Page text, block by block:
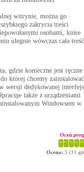
witrynie, można go
zakrycia treści
osobami, które
ulegnie wówczas cała treść
gdzie konieczne jest ręczne
której chcemy zainstalować
wersji dedykowanej
także z urządzeniami
Windowsem w
Oceń
Ocena: 5 (11